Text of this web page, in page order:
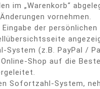
im „Warenkorb“
vornehmen.
der
(z.B. PayPal /
Shop auf die
Sofortzahl-System,